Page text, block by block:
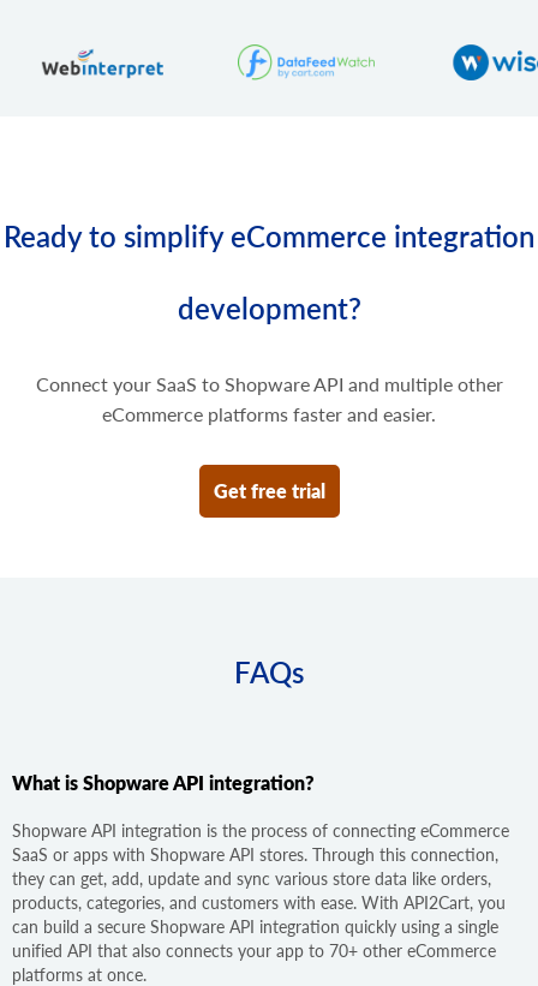
product.variant.price.delete
Ürün çeşidinin bazı fiyatlarını silin.
Ready to simplify eCommerce integration
development?
Connect your SaaS to Shopware API and multiple other
eCommerce platforms faster and easier.
Get free trial
FAQs
What is Shopware API integration?
Shopware API integration is the process of connecting eCommerce
SaaS or apps with Shopware API stores. Through this connection,
they can get, add, update and sync various store data like orders,
products, categories, and customers with ease. With API2Cart, you
can build a secure Shopware API integration quickly using a single
unified API that also connects your app to 70+ other eCommerce
platforms at once.